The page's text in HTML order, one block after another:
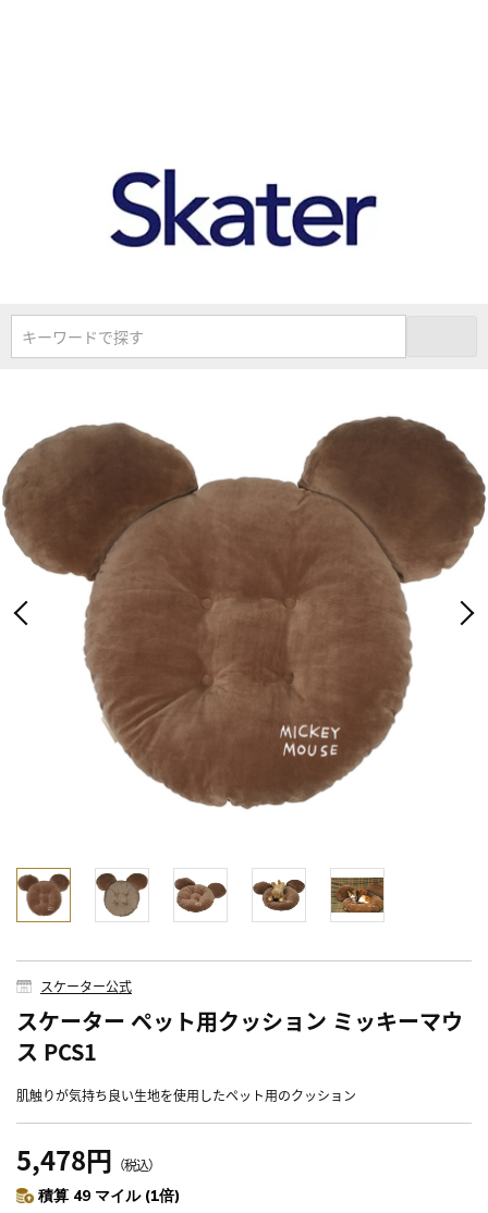
キーワードで探す
スケーター公式
スケーター ペット用クッション ミッキーマウ
ス PCS1
肌触りが気持ち良い生地を使用したペット用のクッション
5,478円 （税込）
積算 49 マイル (1倍)